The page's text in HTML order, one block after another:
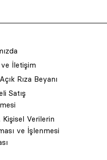
İletişim
Rıza Beyanı
Satış
Kişisel Verilerin
ve İşlenmesi